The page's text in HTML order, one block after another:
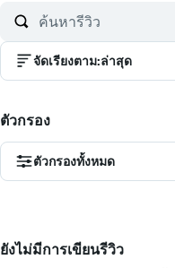
จัดเรียงตาม:ล่าสุด
ตัวกรอง
ตัวกรองทั้งหมด
ยังไม่มีการเขียนรีวิว